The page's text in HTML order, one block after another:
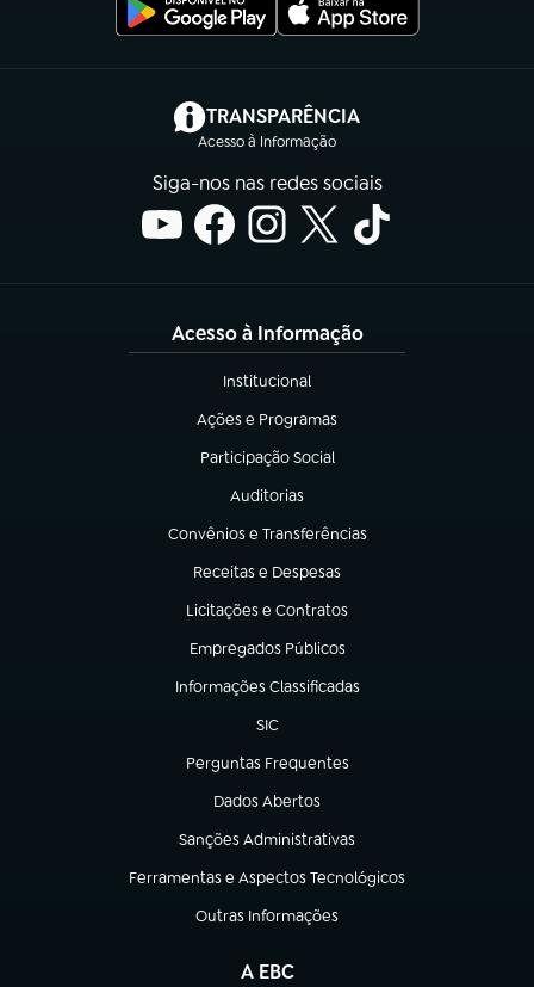
TRANSPARÊNCIA
Acesso à Informação
(abre em nova aba)
Siga-nos nas redes sociais
Acesso à Informação
Institucional
(abre em nova aba)
Ações e Programas
(abre em nova aba)
Participação Social
(abre em nova aba)
Auditorias
(abre em nova aba)
Convênios e Transferências
(abre em nova aba)
Receitas e Despesas
(abre em nova aba)
Licitações e Contratos
(abre em nova aba)
Empregados Públicos
(abre em nova aba)
Informações Classificadas
(abre em nova aba)
SIC
(abre em nova aba)
Perguntas Frequentes
(abre em nova aba)
Dados Abertos
(abre em nova aba)
Sanções Administrativas
(abre em nova aba)
Ferramentas e Aspectos Tecnológicos
(abre em nova aba)
Outras Informações
(abre em nova aba)
A EBC